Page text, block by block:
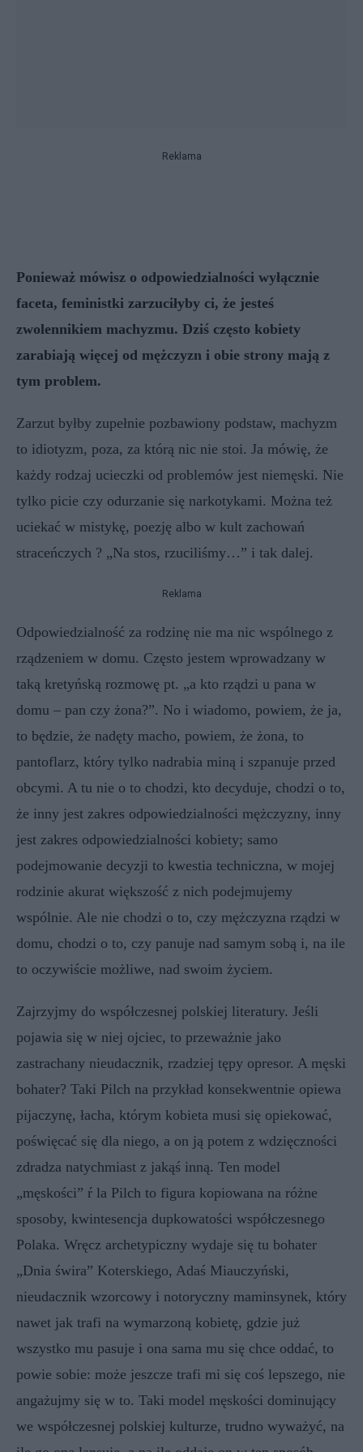
Reklama
Ponieważ mówisz o odpowiedzialności wyłącznie
faceta, feministki zarzuciłyby ci, że jesteś
zwolennikiem machyzmu. Dziś często kobiety
zarabiają więcej od mężczyzn i obie strony mają z
tym problem.
Zarzut byłby zupełnie pozbawiony podstaw, machyzm
to idiotyzm, poza, za którą nic nie stoi. Ja mówię, że
każdy rodzaj ucieczki od problemów jest niemęski. Nie
tylko picie czy odurzanie się narkotykami. Można też
uciekać w mistykę, poezję albo w kult zachowań
straceńczych ? „Na stos, rzuciliśmy…” i tak dalej.
Reklama
Odpowiedzialność za rodzinę nie ma nic wspólnego z
rządzeniem w domu. Często jestem wprowadzany w
taką kretyńską rozmowę pt. „a kto rządzi u pana w
domu – pan czy żona?”. No i wiadomo, powiem, że ja,
to będzie, że nadęty macho, powiem, że żona, to
pantoflarz, który tylko nadrabia miną i szpanuje przed
obcymi. A tu nie o to chodzi, kto decyduje, chodzi o to,
że inny jest zakres odpowiedzialności mężczyzny, inny
jest zakres odpowiedzialności kobiety; samo
podejmowanie decyzji to kwestia techniczna, w mojej
rodzinie akurat większość z nich podejmujemy
wspólnie. Ale nie chodzi o to, czy mężczyzna rządzi w
domu, chodzi o to, czy panuje nad samym sobą i, na ile
to oczywiście możliwe, nad swoim życiem.
Zajrzyjmy do współczesnej polskiej literatury. Jeśli
pojawia się w niej ojciec, to przeważnie jako
zastrachany nieudacznik, rzadziej tępy opresor. A męski
bohater? Taki Pilch na przykład konsekwentnie opiewa
pijaczynę, łacha, którym kobieta musi się opiekować,
poświęcać się dla niego, a on ją potem z wdzięczności
zdradza natychmiast z jakąś inną. Ten model
„męskości” ŕ la Pilch to figura kopiowana na różne
sposoby, kwintesencja dupkowatości współczesnego
Polaka. Wręcz archetypiczny wydaje się tu bohater
„Dnia świra” Koterskiego, Adaś Miauczyński,
nieudacznik wzorcowy i notoryczny maminsynek, który
nawet jak trafi na wymarzoną kobietę, gdzie już
wszystko mu pasuje i ona sama mu się chce oddać, to
powie sobie: może jeszcze trafi mi się coś lepszego, nie
angażujmy się w to. Taki model męskości dominujący
we współczesnej polskiej kulturze, trudno wyważyć, na